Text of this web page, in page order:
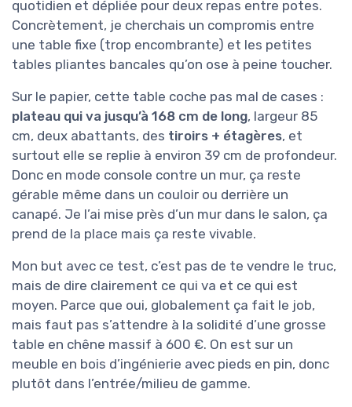
quotidien et dépliée pour deux repas entre potes.
Concrètement, je cherchais un compromis entre
une table fixe (trop encombrante) et les petites
tables pliantes bancales qu’on ose à peine toucher.
Sur le papier, cette table coche pas mal de cases :
plateau qui va jusqu’à 168 cm de long, largeur 85
cm, deux abattants, des tiroirs + étagères, et
surtout elle se replie à environ 39 cm de profondeur.
Donc en mode console contre un mur, ça reste
gérable même dans un couloir ou derrière un
canapé. Je l’ai mise près d’un mur dans le salon, ça
prend de la place mais ça reste vivable.
Mon but avec ce test, c’est pas de te vendre le truc,
mais de dire clairement ce qui va et ce qui est
moyen. Parce que oui, globalement ça fait le job,
mais faut pas s’attendre à la solidité d’une grosse
table en chêne massif à 600 €. On est sur un
meuble en bois d’ingénierie avec pieds en pin, donc
plutôt dans l’entrée/milieu de gamme.